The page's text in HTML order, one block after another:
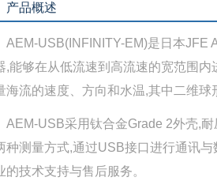
产品概述
AEM-USB(INFINITY-EM)是日本JFE
,能够在从低流速到高流速的宽范围
海流的速度、方向和水温,其中二维球
AEM-USB采用钛合金Grade 2外壳,
种测量方式,通过USB接口进行通讯
的技术支持与售后服务。